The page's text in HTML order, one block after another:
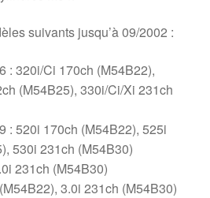
suivants jusqu’à 09/2002 :
: 320i/Ci 170ch (M54B22),
(M54B25), 330i/Ci/Xi 231ch
: 520i 170ch (M54B22), 525i
530i 231ch (M54B30)
231ch (M54B30)
3.0i 231ch (M54B30)